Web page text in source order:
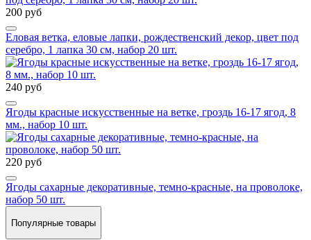
200 руб
Еловая ветка, еловые лапки, рождественский декор, цвет под
серебро, 1 лапка 30 см, набор 20 шт.
240 руб
Ягоды красные искусственные на ветке, гроздь 16-17 ягод, 8
мм., набор 10 шт.
220 руб
Ягоды сахарные декоративные, темно-красные, на проволоке,
набор 50 шт.
Популярные товары